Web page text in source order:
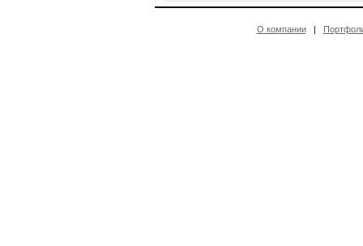
О компании|